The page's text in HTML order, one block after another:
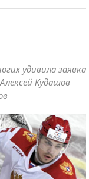
удивила заявка
Кудашов